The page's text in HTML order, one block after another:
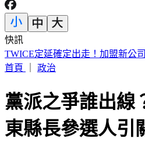
快訊
方志友離婚前暴瘦10公斤 談楊
首頁
政治
黨派之爭誰出線
東縣長參選人引